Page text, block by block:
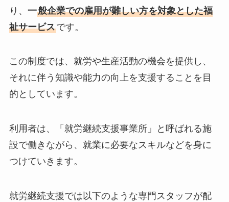
り、 一般企業での雇用が難しい方を対象とした福
祉サービスです。
この制度では、就労や生産活動の機会を提供し、
それに伴う知識や能力の向上を支援することを目
的としています。
利用者は、「就労継続支援事業所」と呼ばれる施
設で働きながら、就業に必要なスキルなどを身に
つけていきます。
就労継続支援では以下のような専門スタッフが配